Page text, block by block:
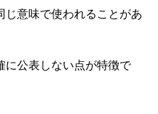
じ意味で使われることがあ
に公表しない点が特徴で